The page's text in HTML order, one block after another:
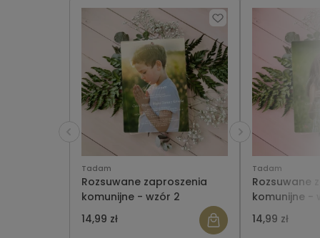
Tadam
Rozsuwane zaproszenia
komunijne - wzór 2
14,99 zł
Tadam
Rozsuwane
komunijne -
14,99 zł